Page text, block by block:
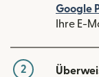
Google
Ihre E-
2